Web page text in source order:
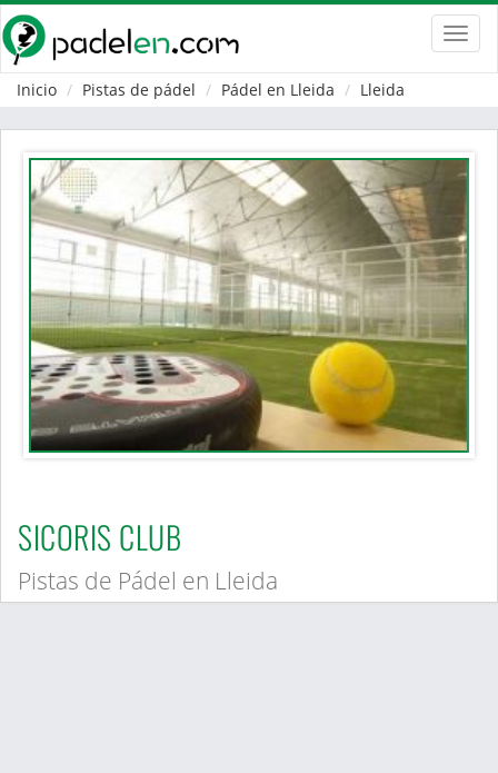
Inicio
Pistas de pádel Pádel en Lleida Lleida
SICORIS CLUB
Pistas de Pádel en Lleida